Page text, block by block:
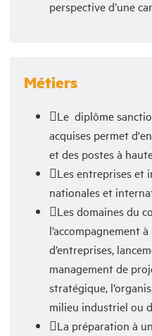
perspective d’une
Métiers
Le diplôme
acquises permet
et des postes à
Les entreprises et
nationales et
Les domaines du
l’accompagnement
d’entreprises,
management de
stratégique,
milieu industriel ou
La préparation à